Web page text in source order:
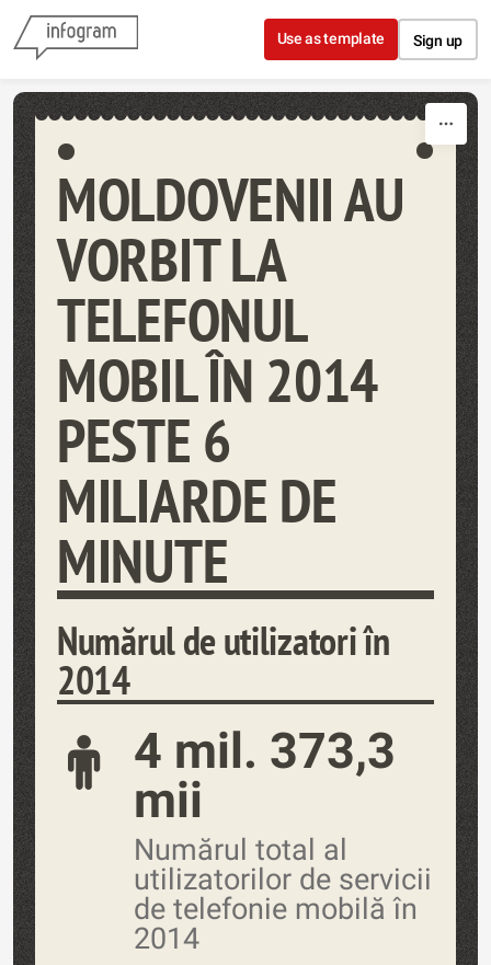
Skip to content
Use as template Sign up
MOLDOVENII AU
VORBIT LA
TELEFONUL
MOBIL ÎN 2014
PESTE 6
MILIARDE DE
MINUTE
Numărul de utilizatori în
2014
4 mil. 373,3
mii
Numărul total al
utilizatorilor de servicii
de telefonie mobilă în
2014